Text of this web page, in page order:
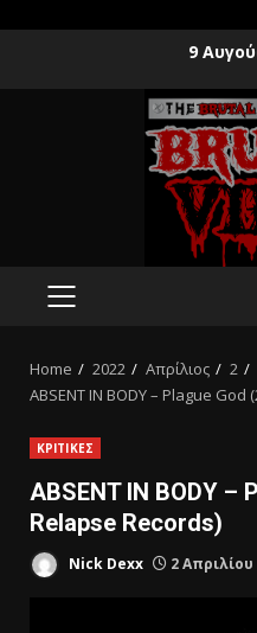
9
Home 2022 Απρίλιος
2
ABSENT IN BODY – Plague
ΚΡΙΤΙΚΕΣ
ABSENT IN BODY –
Relapse Records)
Nick Dexx 2 Απριλίου